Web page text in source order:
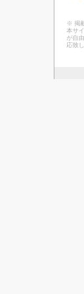
※ 掲
本サ
が自
応致